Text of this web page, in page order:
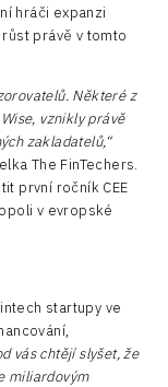
hráči expanzi
právě v tomto
Některé z
vznikly právě
zakladatelů,“
The FinTechers.
první ročník CEE
v evropské
startupy ve
vás chtějí slyšet, že
miliardovým